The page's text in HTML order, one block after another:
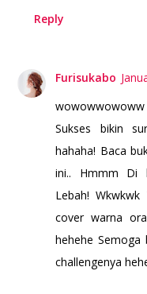
Reply
Furisukabo
Sukses bikin
hahaha! Baca
ini.. Hmmm Di
Lebah!
cover warna
hehehe
challengenya